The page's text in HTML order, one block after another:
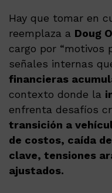
Hay que tomar en
reemplaza a Doug
cargo por “motivos
señales internas
financieras
contexto donde la
enfrenta desafíos
transición a
de costos, caída
clave, tensiones
ajustados.